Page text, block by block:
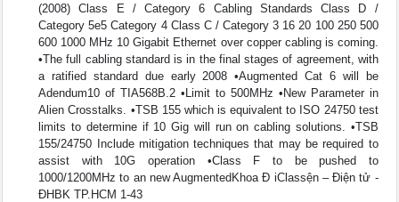
(2008) Class E / Category 6 Cabling Standards Class D /
Category 5e5 Category 4 Class C / Category 3 16 20 100 250 500
600 1000 MHz 10 Gigabit Ethernet over copper cabling is coming.
•The full cabling standard is in the final stages of agreement, with
a ratified standard due early 2008 •Augmented Cat 6 will be
Adendum10 of TIA568B.2 •Limit to 500MHz •New Parameter in
Alien Crosstalks. •TSB 155 which is equivalent to ISO 24750 test
limits to determine if 10 Gig will run on cabling solutions. •TSB
155/24750 Include mitigation techniques that may be required to
assist with 10G operation •Class F to be pushed to
1000/1200MHz to an new AugmentedKhoa Đ iClassện – Điện tử -
ĐHBK TP.HCM 1-43